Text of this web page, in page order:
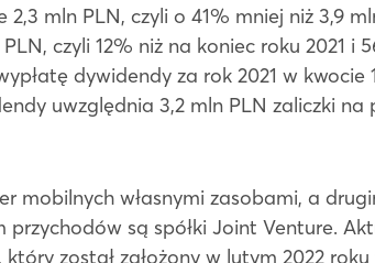
mln PLN, czyli o 41% mniej niż 3,9
czyli 12% niż na koniec roku 2021 i
dywidendy za rok 2021 w kwocie
uwzględnia 3,2 mln PLN zaliczki
mobilnych własnymi zasobami, a
są spółki Joint Venture.
został założony w lutym 2022